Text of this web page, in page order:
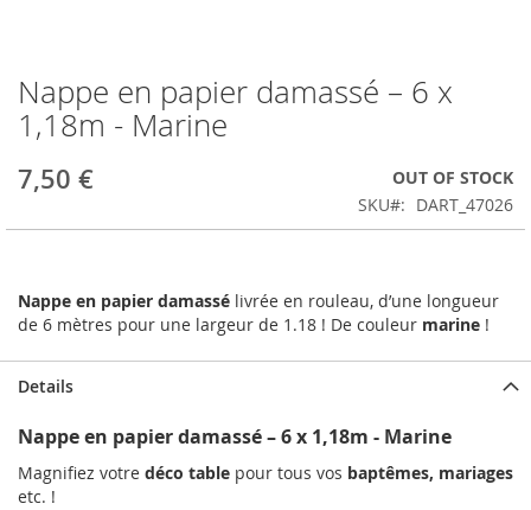
Skip
to
the
of
images
Nappe en papier damassé – 6 x
1,18m - Marine
7,50 €
OUT OF STOCK
SKU
DART_47026
Nappe en papier damassé livrée en rouleau, d’une longueur
de 6 mètres pour une largeur de 1.18 ! De couleur marine !
Details
Nappe en papier damassé – 6 x 1,18m - Marine
Magnifiez votre déco table pour tous vos baptêmes, mariages
etc. !